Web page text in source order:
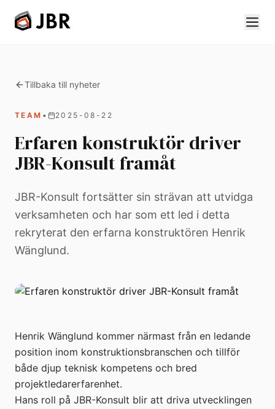
Tillbaka till nyheter
TEAM • 2025-08-22
Erfaren konstruktör driver
JBR-Konsult framåt
JBR-Konsult fortsätter sin strävan att utvidga
verksamheten och har som ett led i detta
rekryterat den erfarna konstruktören Henrik
Wänglund.
Henrik Wänglund kommer närmast från en ledande
position inom konstruktionsbranschen och tillför
både djup teknisk kompetens och bred
projektledarerfarenhet.
Hans roll på JBR-Konsult blir att driva utvecklingen